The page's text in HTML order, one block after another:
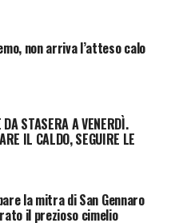
non arriva l’atteso calo
DA STASERA A VENERDÌ.
IL CALDO, SEGUIRE LE
la mitra di San Gennaro
il prezioso cimelio